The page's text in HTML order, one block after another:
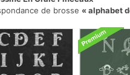
de brosse
alphabet